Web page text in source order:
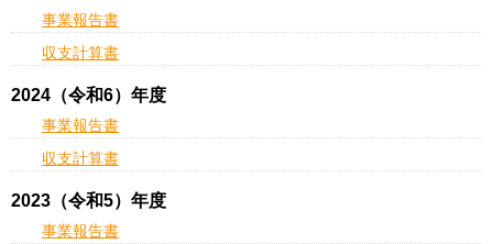
事業報告書
収支計算書
2024（令和6）年度
事業報告書
収支計算書
2023（令和5）年度
事業報告書